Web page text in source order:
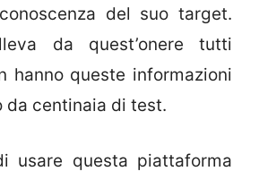
del suo target.
da quest’onere tutti
hanno queste informazioni
da centinaia di test.
usare questa piattaforma